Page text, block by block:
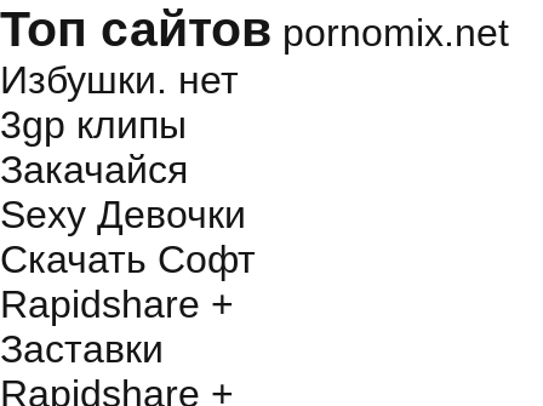
Топ сайтов pornomix.net
Избушки. нет
3gp клипы
Закачайся
Sexy Девочки
Скачать Софт
Rapidshare +
Заставки
Rapidshare +